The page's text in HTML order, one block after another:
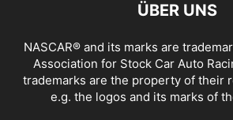
ÜBER UNS
NASCAR® and its marks are
Association for Stock Car Auto
trademarks are the property of their
e.g. the logos and its marks of